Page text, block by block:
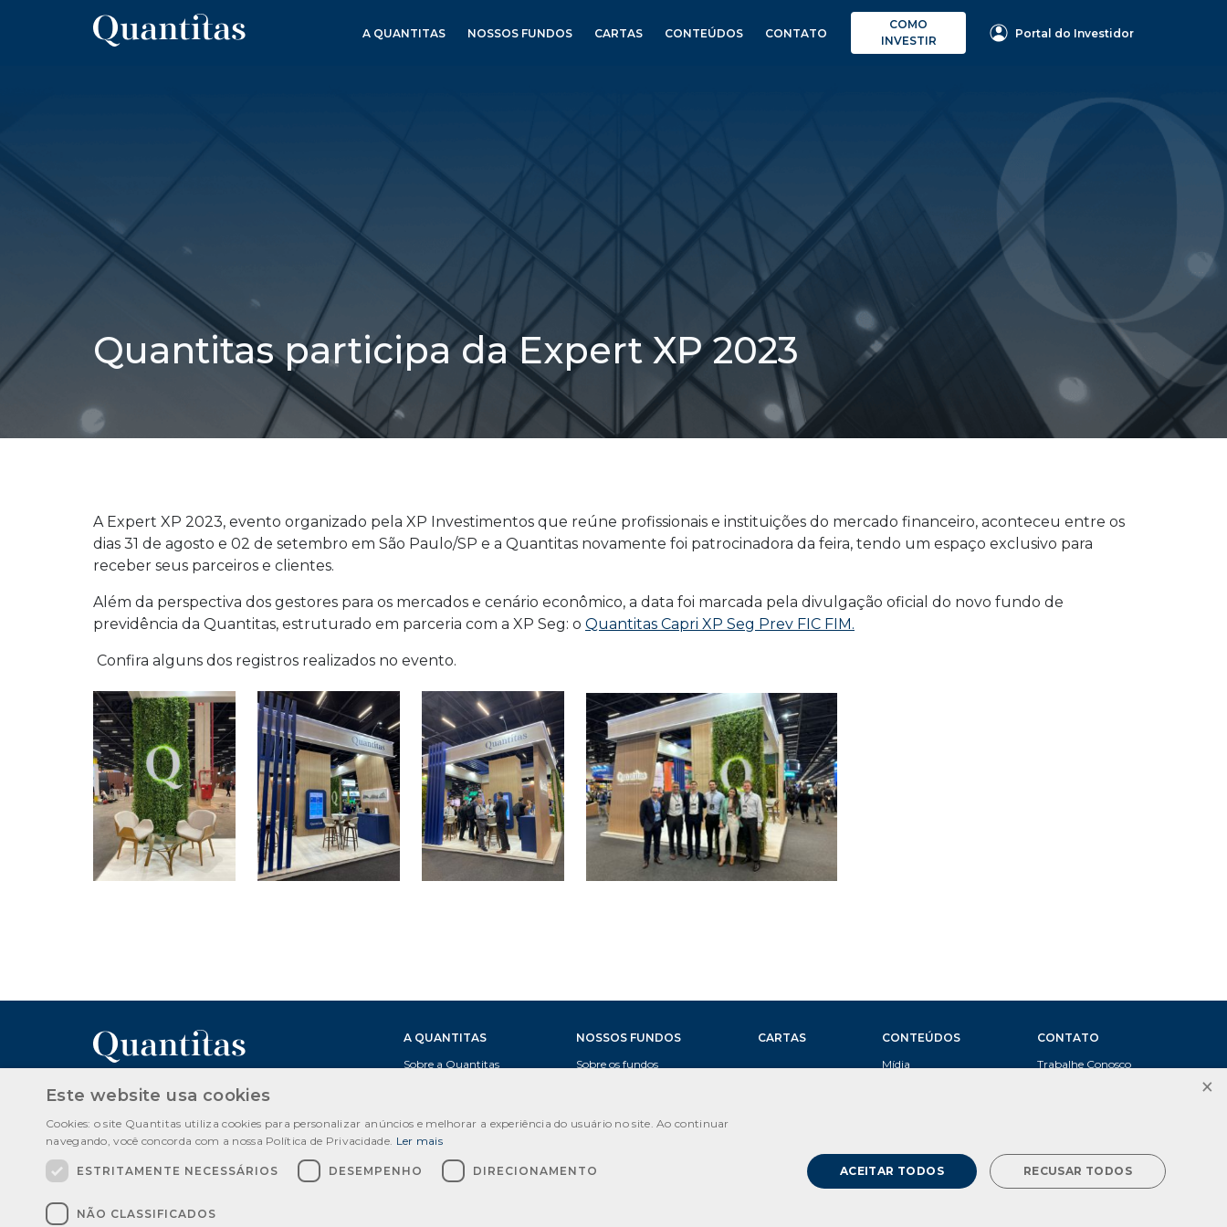
A QUANTITAS NOSSOS FUNDOS CARTAS CONTEÚDOS CONTATO
COMO
INVESTIR
Portal do Investidor
Quantitas participa da Expert XP 2023
A Expert XP 2023, evento organizado pela XP Investimentos que reúne profissionais e instituições do mercado financeiro, aconteceu entre os
dias 31 de agosto e 02 de setembro em São Paulo/SP e a Quantitas novamente foi patrocinadora da feira, tendo um espaço exclusivo para
receber seus parceiros e clientes.
Além da perspectiva dos gestores para os mercados e cenário econômico, a data foi marcada pela divulgação oficial do novo fundo de
previdência da Quantitas, estruturado em parceria com a XP Seg: o Quantitas Capri XP Seg Prev FIC FIM.
Confira alguns dos registros realizados no evento.
PORTO ALEGRE
Av. Nilo Peçanha, 2825/1001
Porto Alegre/RS
Telefone: +55 51 3394 2330
A QUANTITAS
Sobre a Quantitas
Regulação
NOSSOS FUNDOS
Sobre os fundos
CARTAS
CONTEÚDOS
Mídia
CONTATO
Trabalhe Conosco
×
Este website usa cookies
Cookies: o site Quantitas utiliza cookies para personalizar anúncios e melhorar a experiência do usuário no site. Ao continuar
navegando, você concorda com a nossa Política de Privacidade. Ler mais
ESTRITAMENTE NECESSÁRIOS DESEMPENHO DIRECIONAMENTO
NÃO CLASSIFICADOS
ACEITAR TODOS RECUSAR TODOS